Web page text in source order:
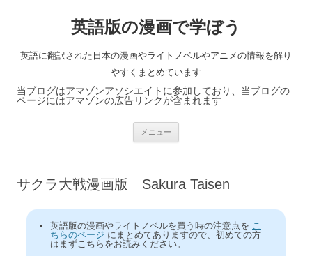
英語版の漫画で学ぼう
英語に翻訳された日本の漫画やライトノベルやアニメの情報を解り
やすくまとめています
当ブログはアマゾンアソシエイトに参加しており、当ブログの
ページにはアマゾンの広告リンクが含まれます
メニュー
ス
サクラ大戦漫画版 Sakura Taisen
英語版の漫画やライトノベルを買う時の注意点を こ
ちらのページ にまとめてありますので、初めての方
はまずこちらをお読みください。